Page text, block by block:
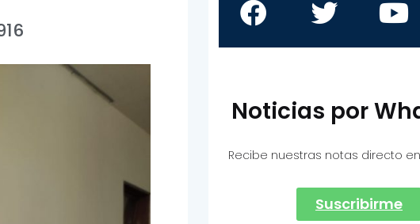
Noticias por
Recibe nuestras notas directo
Suscribirme